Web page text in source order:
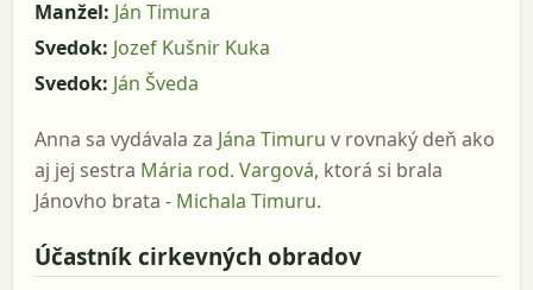
Manžel: Ján Timura
Svedok: Jozef Kušnir Kuka
Svedok: Ján Šveda
Anna sa vydávala za Jána Timuru v rovnaký deň ako
aj jej sestra Mária rod. Vargová, ktorá si brala
Jánovho brata - Michala Timuru.
Účastník cirkevných obradov